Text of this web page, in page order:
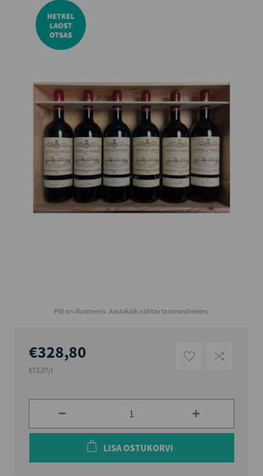
Pilt on illustreeriv. Aastakäik nähtav tooteandmetes.
€328,80
€73,07/l
LISA OSTUKORVI